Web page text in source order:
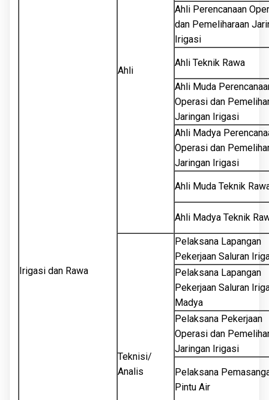
Irigasi dan Rawa
Ahli
Ahli Perencanaan
dan Pemeliharaan
Irigasi
Ahli Teknik Rawa
Ahli Muda
Operasi dan
Jaringan Irigasi
Ahli Madya
Operasi dan
Jaringan Irigasi
Ahli Muda Teknik
Ahli Madya Teknik
Teknisi/
Analis
Pelaksana Lapangan
Pekerjaan Saluran
Pelaksana Lapangan
Pekerjaan Saluran
Madya
Pelaksana Pekerjaan
Operasi dan
Jaringan Irigasi
Pelaksana
Pintu Air